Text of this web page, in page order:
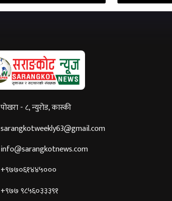
पोखरा - ८, न्युरोड, कास्की
sarangkotweekly63@gmail.com
info@sarangkotnews.com
+९७७०६१४४५०००
+९७७ ९८५६०३३३९१